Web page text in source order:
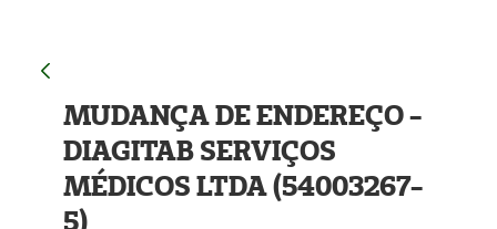
MUDANÇA DE ENDEREÇO -
DIAGITAB SERVIÇOS
MÉDICOS LTDA (54003267-
5)